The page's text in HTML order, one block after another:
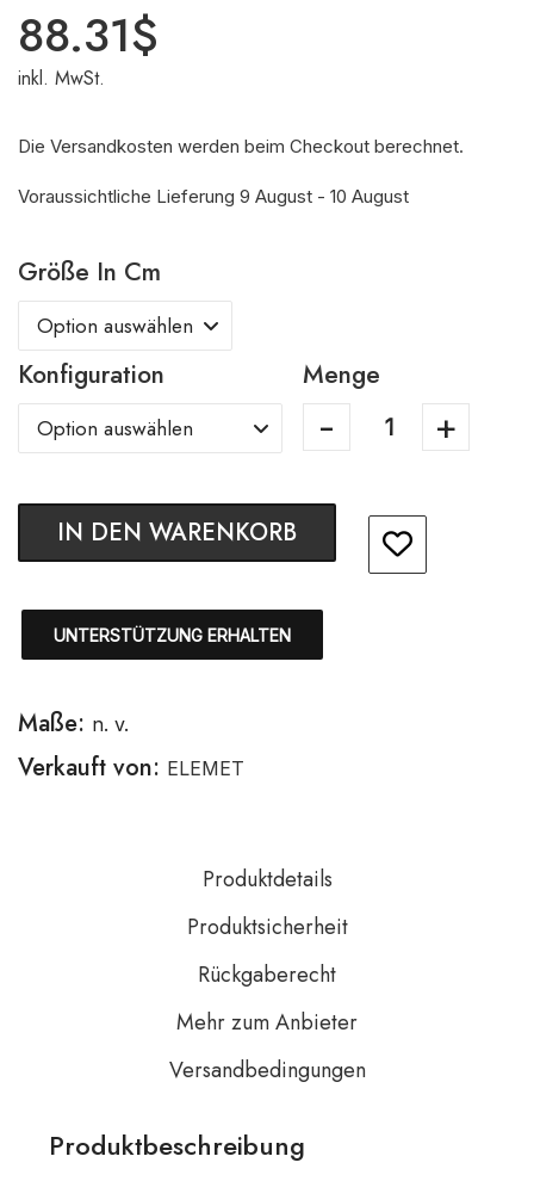
88.31$
inkl. MwSt.
Die Versandkosten werden beim Checkout berechnet.
Voraussichtliche Lieferung 9 August - 10 August
Größe In Cm
Konfiguration Menge
IN DEN WARENKORB
UNTERSTÜTZUNG ERHALTEN
Maße: n. v.
Verkauft von: ELEMET
Produktdetails
Produktsicherheit
Rückgaberecht
Mehr zum Anbieter
Versandbedingungen
Produktbeschreibung